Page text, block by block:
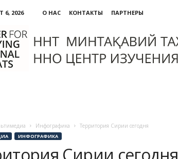
6, 2026 О НАС КОНТАКТЫ
ПАРТНЕРЫ
Инфографика Территория Сирии сегодня
ИНФОГРАФИКА